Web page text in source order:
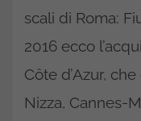
scali di Roma:
2016 ecco
Côte d’Azur,
Nizza, Cannes-